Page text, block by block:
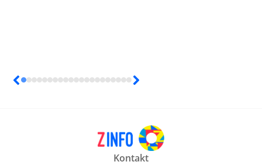
Kontakt